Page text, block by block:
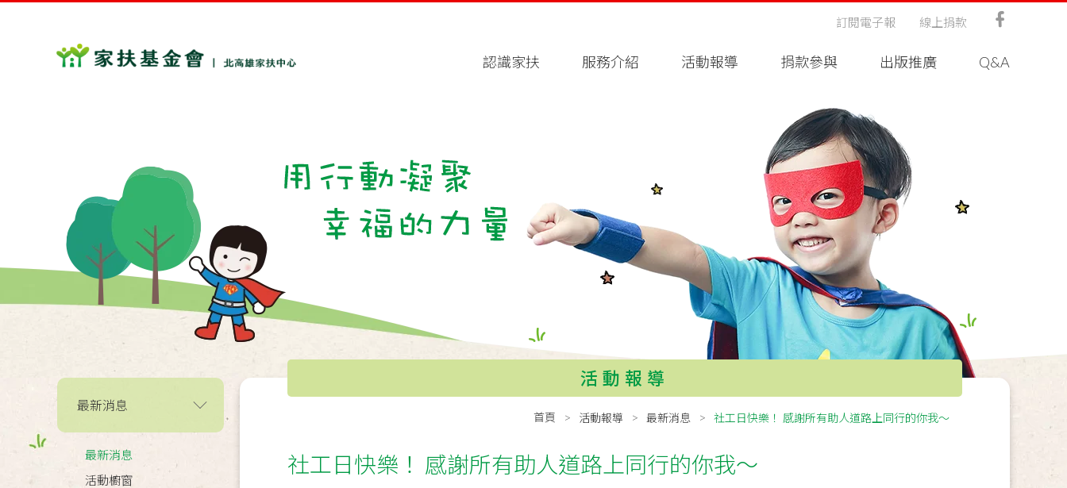
認識家扶 服務介紹 活動報導 捐款參與 出版推廣 Q&A
訂閱電子報 線上捐款
最新消息
最新消息
活動櫥窗
活動報導
首頁 活動報導 最新消息 社工日快樂！ 感謝所有助人道路上同行的你我〜
社工日快樂！ 感謝所有助人道路上同行的你我〜